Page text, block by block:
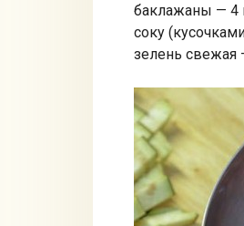
баклажаны — 4
соку
зелень свежая